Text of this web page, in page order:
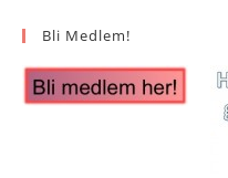
Bli Medlem!